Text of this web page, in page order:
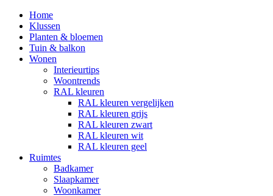
Home
Klussen
Planten & bloemen
Tuin & balkon
Wonen
Interieurtips
Woontrends
RAL kleuren
RAL kleuren vergelijken
RAL kleuren grijs
RAL kleuren zwart
RAL kleuren wit
RAL kleuren geel
Ruimtes
Badkamer
Slaapkamer
Woonkamer